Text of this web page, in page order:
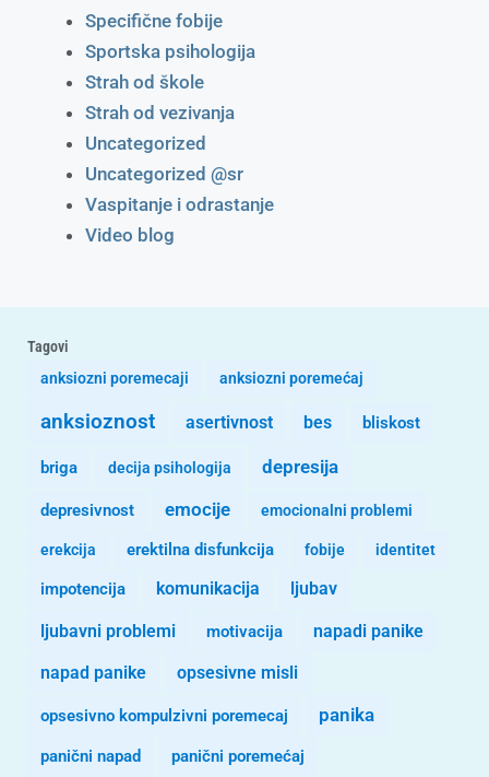
Specifične fobije
Sportska psihologija
Strah od škole
Strah od vezivanja
Uncategorized
Uncategorized @sr
Vaspitanje i odrastanje
Video blog
Tagovi
anksiozni poremecaji
anksiozni poremećaj
anksioznost asertivnost bes bliskost
briga decija psihologija depresija
depresivnost emocije emocionalni problemi
erekcija erektilna disfunkcija fobije identitet
impotencija komunikacija ljubav
ljubavni problemi motivacija napadi panike
napad panike opsesivne misli
opsesivno kompulzivni poremecaj panika
panični napad panični poremećaj